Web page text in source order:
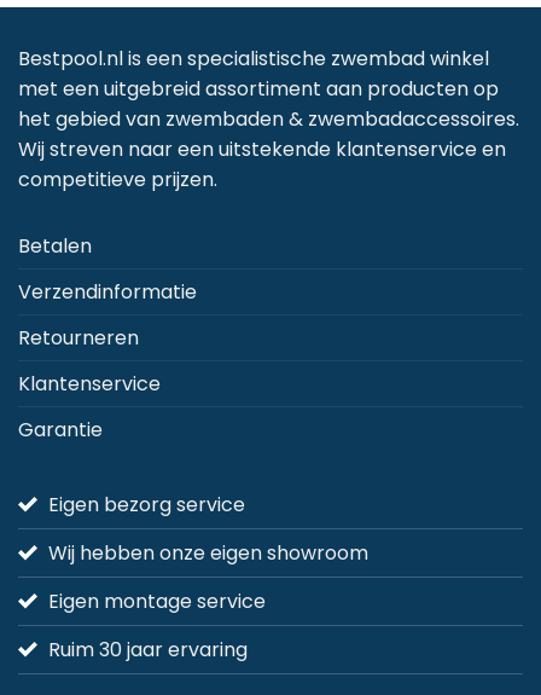
variaties.
Deze
optie
kan
gekozen
Bestpool.nl is een specialistische zwembad winkel
met een uitgebreid assortiment aan producten op
het gebied van zwembaden & zwembadaccessoires.
Wij streven naar een uitstekende klantenservice en
competitieve prijzen.
Betalen
Verzendinformatie
Retourneren
Klantenservice
Garantie
Eigen bezorg service
Wij hebben onze eigen showroom
Eigen montage service
Ruim 30 jaar ervaring